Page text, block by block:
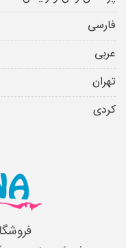
فارسی
عربی
تهران
کردی